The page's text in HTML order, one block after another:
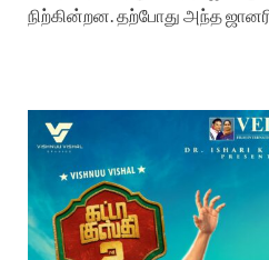
நிற்கின்றன. தற்போது அந்த